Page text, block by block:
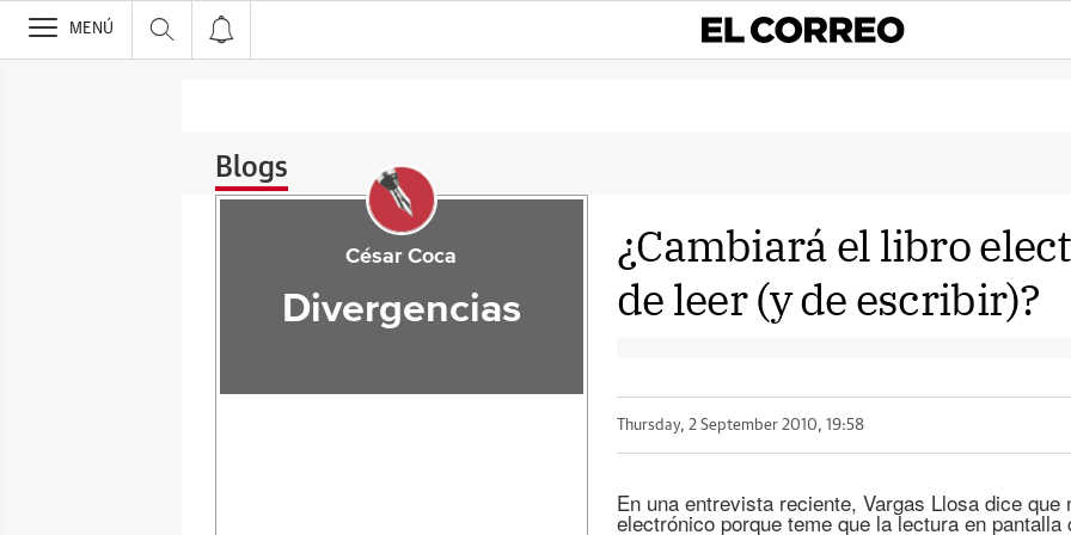
>
MENÚ
Blogs
¿Cambiará el libro
de leer (y de escribir)?
Thursday, 2 September 2010, 19:58
En una entrevista reciente, Vargas Llosa dice
electrónico porque teme que la lectura en
César Coca
Divergencias